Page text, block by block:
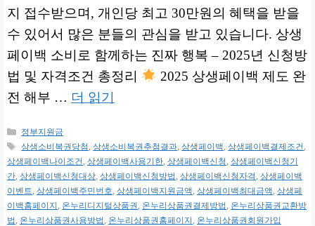
지 접수받으며, 개인당 최고 30만원의 혜택을 받을
수 있어서 많은 분들의 관심을 받고 있습니다. 상생
페이백 소비로 함께하는 진짜 행복 – 2025년 신청방
법 및 자격조건 총정리
2025 상생페이백 제도 완
전 해부 … 더 읽기
카
테
고
리
정부지원금
태
그
상생소비복권당첨,상생소비복권추첨결과,상생페이백,상생페이백결제조건,
상생페이백나이조건, 상생페이백사용기한, 상생페이백신청, 상생페이백신청기
간, 상생페이백신청대상, 상생페이백신청방법, 상생페이백신청자격, 상생페이백
이벤트, 상생페이백주민번호, 상생페이백지원금액, 상생페이백최대금액, 상생페
이백홈페이지 , 온누리디지털상품권, 온누리상품권결제방법, 온누리상품권교환방
법, 온누리상품권사용방법, 온누리상품권홈페이지 , 온누리상품권회원가입